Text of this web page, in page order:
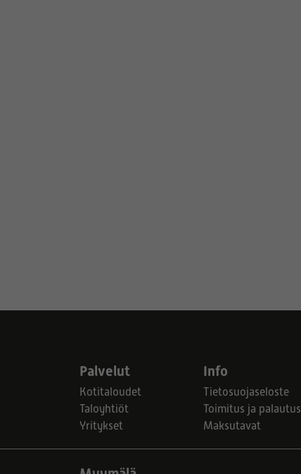
Palvelut
Kotitaloudet
Taloyhtiöt
Yritykset
Info
Tietosuojaseloste
Toimitus ja palautus
Maksutavat